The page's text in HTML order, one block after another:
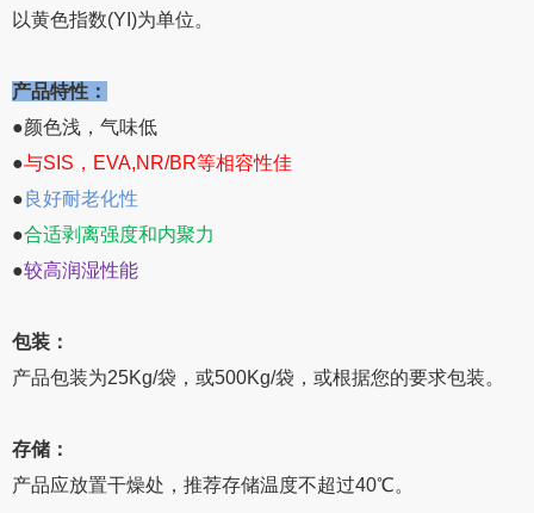
以黄色指数(YI)为单位。
产品特性：
●颜色浅，气味低
●与SIS，EVA,NR/BR等相容性佳
●良好耐老化性
●合适剥离强度和内聚力
●较高润湿性能
包装：
产品包装为25Kg/袋，或500Kg/袋，或根据您的要求包装。
存储：
产品应放置干燥处，推荐存储温度不超过40℃。